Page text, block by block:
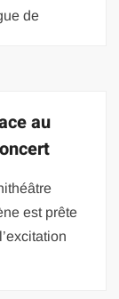
de
au
est prête